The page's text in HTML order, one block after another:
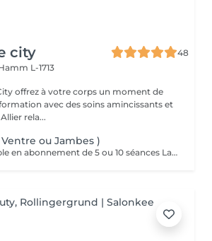
city
48
L-1713
offrez à votre corps un moment de
avec des soins amincissants et
drainants exclusifs! Allier rela...
ou Jambes )
Prestation disponible en abonnement de 5 ou 10 séances La méthode Manuela Shala pour le ventre est un drainage lymphatique spécifique qui vise à affiner la silhouette, dégonfler et détoxifier cette zone. Il s'agit d'un massage rythmé de 50 minutes, utilisant des mouvements précis pour stimuler la circulation lymphatique, éliminer les toxines et réduire la rétention d'eau. Bénéfices pour le ventre : -Dégonflement et réduction de la rétention d'eau -Ventre plus plat et silhouette affinée -Élimination des toxines -Amélioration du transit, soulagement des gaz et ballonnements -Action sur la constipation -Soulagement des tensions liées au stress -Peut améliorer la qualité de la peau et aider après une grossesse ou des changements de poids La méthode Manuela Shala pour les jambes est un drainage lymphatique et un massage modelant manuel, principalement axé sur la réduction de la rétention d'eau, la cellulite, et le gonflement, pour obtenir des jambes plus légères et affinées. Ce soin, qui combine des techniques de drainage lymphatique avec des mouvements manuels profonds, vise à stimuler la circulation sanguine et lymphatique pour détoxifier, tonifier et remodeler la silhouette. Objectifs et bienfaits pour les jambes: -Réduction des gonflements et de la rétention d'eau : Le massage aide à éliminer l'excès de liquide. -Légèreté et confort : Il procure une sensation de légèreté immédiate dans les jambes. -Affinage et remodelage : La méthode traite la cellulite, l'aspect « peau d'orange », et aide à remodeler le contour des jambes. -Amélioration de la peau : Il raffermit la peau, la rendant plus lisse et tonique. -Stimulation de la circulation : Il améliore la circulation sanguine et lymphatique, ce qui aide à mieux oxygéner les tissus.